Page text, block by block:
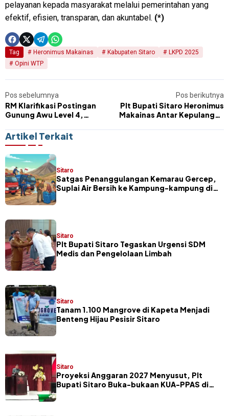
pelayanan kepada masyarakat melalui pemerintahan yang
efektif, efisien, transparan, dan akuntabel. (*)
Tag Heronimus Makainas Kabupaten Sitaro
LKPD 2025
Opini WTP
Pos sebelumnya
RM Klarifikasi Postingan
Gunung Awu Level 4,
Maaf kepada Masyarakat
Pos berikutnya
Plt Bupati Sitaro Heronimus
Makainas Antar Kepulangan
Kunjungan Kerja di Sulawesi
Artikel Terkait
Sitaro
Satgas Penanggulangan Kemarau Gercep,
Suplai Air Bersih ke Kampung-kampung di
Sitaro
​Plt Bupati Sitaro Tegaskan Urgensi SDM
Medis dan Pengelolaan Limbah
Sitaro
Tanam 1.100 Mangrove di Kapeta Menjadi
Benteng Hijau Pesisir Sitaro
Sitaro
Proyeksi Anggaran 2027 Menyusut, Plt
Bupati Sitaro Buka-bukaan KUA-PPAS di